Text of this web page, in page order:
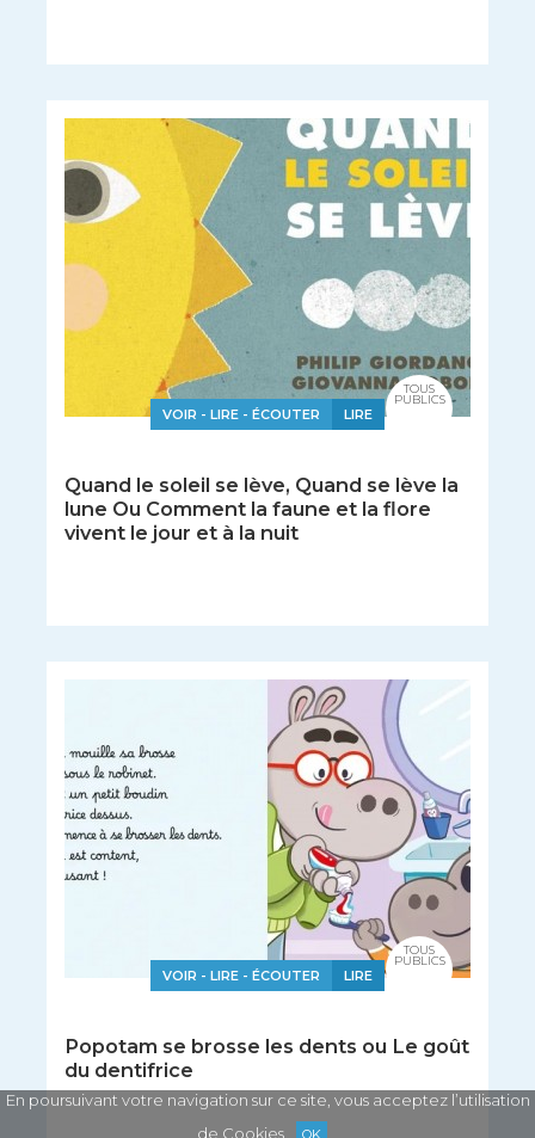
VOIR - LIRE - ÉCOUTER LIRE
Quand le soleil se lève, Quand se lève la
lune Ou Comment la faune et la flore
vivent le jour et à la nuit
TOUS
PUBLICS
VOIR - LIRE - ÉCOUTER LIRE
Popotam se brosse les dents ou Le goût
du dentifrice
TOUS
PUBLICS
En poursuivant votre navigation sur ce site, vous acceptez l’utilisation
de Cookies
OK